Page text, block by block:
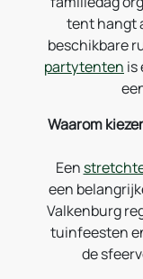
tent hangt
beschikbare
partytenten is
Waarom
Een
een
Valkenburg
tuinfeesten
de